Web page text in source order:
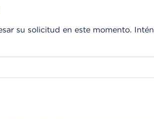
su solicitud en este momento.